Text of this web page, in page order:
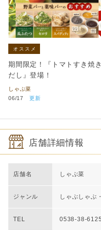
オススメ
期間限定！『トマトすき焼き
だし』登場！
しゃぶ菜
06/17
更新
店舗詳細情報
店舗名 しゃぶ菜
ジャンル しゃぶしゃぶ
TEL 0538-38-6125